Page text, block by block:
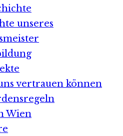
unseres
vertrauen können
Wien